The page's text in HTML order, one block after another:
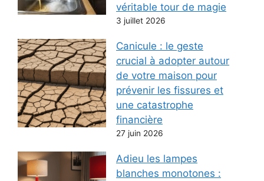
véritable tour de magie
3 juillet 2026
Canicule : le geste
crucial à adopter autour
de votre maison pour
prévenir les fissures et
une catastrophe
financière
27 juin 2026
Adieu les lampes
blanches monotones :